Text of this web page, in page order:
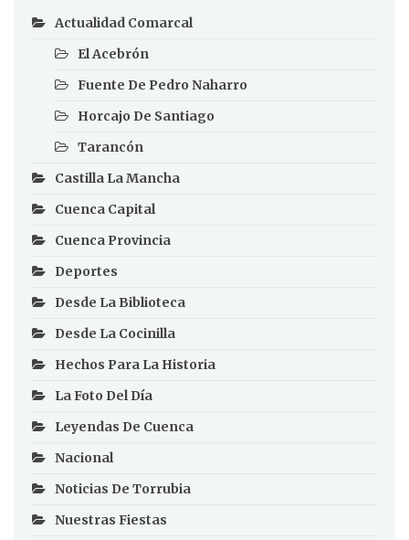
Actualidad Comarcal
El Acebrón
Fuente De Pedro Naharro
Horcajo De Santiago
Tarancón
Castilla La Mancha
Cuenca Capital
Cuenca Provincia
Deportes
Desde La Biblioteca
Desde La Cocinilla
Hechos Para La Historia
La Foto Del Día
Leyendas De Cuenca
Nacional
Noticias De Torrubia
Nuestras Fiestas